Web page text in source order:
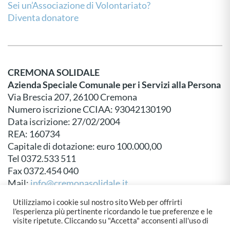
Sei un’Associazione di Volontariato?
Diventa donatore
CREMONA SOLIDALE
Azienda Speciale Comunale per i Servizi alla Persona
Via Brescia 207, 26100 Cremona
Numero iscrizione CCIAA: 93042130190
Data iscrizione: 27/02/2004
REA: 160734
Capitale di dotazione: euro 100.000,00
Tel 0372.533 511
Fax 0372.454 040
Mail: info@cremonasolidale.it
Utilizziamo i cookie sul nostro sito Web per offrirti
l'esperienza più pertinente ricordando le tue preferenze e le
visite ripetute. Cliccando su "Accetta" acconsenti all'uso di